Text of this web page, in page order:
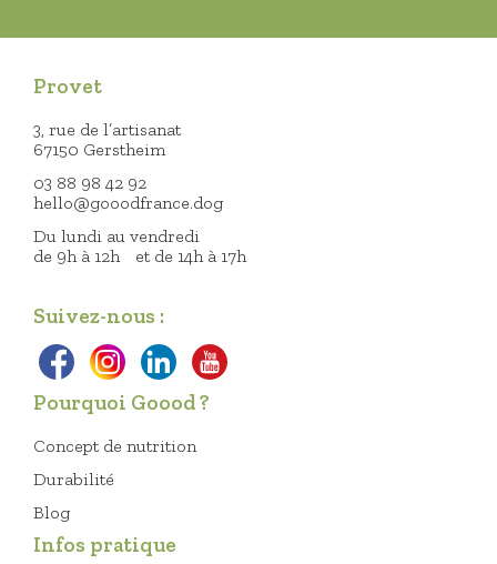
Provet
3, rue de l’artisanat
67150 Gerstheim
03 88 98 42 92
hello@gooodfrance.dog
Du lundi au vendredi
de 9h à 12h et de 14h à 17h
Suivez-nous :
Pourquoi Goood ?
Concept de nutrition
Durabilité
Blog
Infos pratique